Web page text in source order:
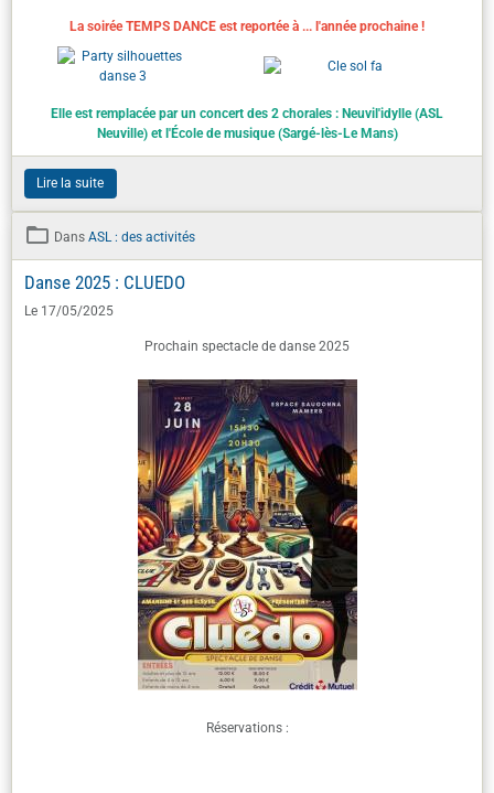
La soirée TEMPS DANCE est reportée à ... l'année prochaine !
Elle est remplacée par un concert des 2 chorales : Neuvil'idylle (ASL
Neuville) et l'École de musique (Sargé-lès-Le Mans)
Lire la suite
Dans ASL : des activités
Danse 2025 : CLUEDO
Le 17/05/2025
Prochain spectacle de danse 2025
Réservations :